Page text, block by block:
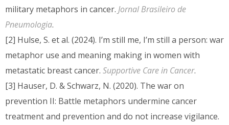
military metaphors in cancer. Jornal Brasileiro de
Pneumologia.
[2] Hulse, S. et al. (2024). I’m still me, I’m still a person: war
metaphor use and meaning making in women with
metastatic breast cancer. Supportive Care in Cancer.
[3] Hauser, D. & Schwarz, N. (2020). The war on
prevention II: Battle metaphors undermine cancer
treatment and prevention and do not increase vigilance.